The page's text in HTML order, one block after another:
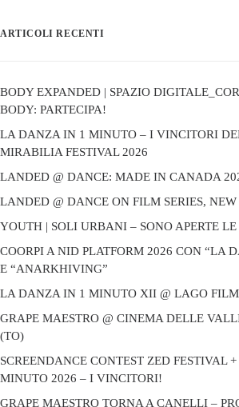
ARTICOLI RECENTI
BODY EXPANDED | SPAZIO
BODY: PARTECIPA!
LA DANZA IN 1 MINUTO – I VINCITORI
MIRABILIA FESTIVAL 2026
LANDED @ DANCE: MADE IN CANADA
LANDED @ DANCE ON FILM SERIES,
YOUTH | SOLI URBANI – SONO APERTE
COORPI A NID PLATFORM 2026 CON “LA
E “ANARKHIVING”
LA DANZA IN 1 MINUTO XII @ LAGO FILM
GRAPE MAESTRO @ CINEMA DELLE
(TO)
SCREENDANCE CONTEST ZED FESTIVAL
MINUTO 2026 – I VINCITORI!
GRAPE MAESTRO TORNA A CANELLI –